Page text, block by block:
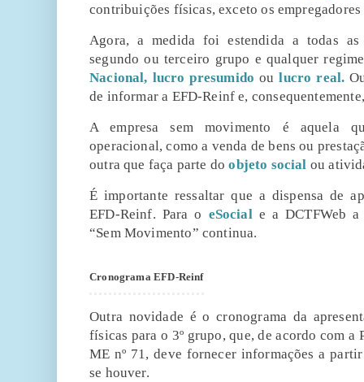
contribuições físicas, exceto os
Agora, a medida foi estendida a todas as
segundo ou terceiro grupo e qualquer
Nacional, lucro presumido oulucro real.
de informar a EFD-Reinf e,
A empresa sem movimento é aquela
operacional, como a venda de bens ou
outra que faça parte doobjeto social ou
É importante ressaltar que a dispensa de
EFD-Reinf. Para o eSociale a DCTFWeb a
“Sem Movimento” continua.
Cronograma EFD-Reinf
Outra novidade é o cronograma da
físicas para o 3º grupo, que, de acordo com a
ME nº 71, deve fornecer informações a
se houver.